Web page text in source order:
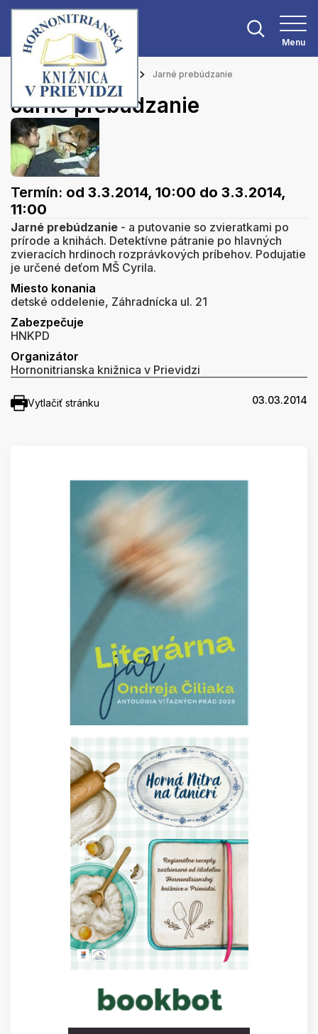
Menu
Hlavná stránka Podujatia Jarné prebúdzanie
Jarné prebúdzanie
Termín: od 3.3.2014, 10:00 do 3.3.2014,
11:00
Jarné prebúdzanie - a putovanie so zvieratkami po
prírode a knihách. Detektívne pátranie po hlavných
zvieracích hrdinoch rozprávkových príbehov. Podujatie
je určené deťom MŠ Cyrila.
Miesto konania
detské oddelenie, Záhradnícka ul. 21
Zabezpečuje
HNKPD
Organizátor
Hornonitrianska knižnica v Prievidzi
Vytlačiť stránku 03.03.2014